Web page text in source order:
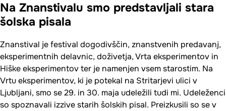
Na Znanstivalu smo predstavljali stara
šolska pisala
Znanstival je festival dogodivščin, znanstvenih predavanj,
eksperimentnih delavnic, doživetja, Vrta eksperimentov in
Hiške eksperimentov ter je namenjen vsem starostim. Na
Vrtu eksperimentov, ki je potekal na Stritarjevi ulici v
Ljubljani, smo se 29. in 30. maja udeležili tudi mi. Udeleženci
so spoznavali izzive starih šolskih pisal. Preizkusili so se v